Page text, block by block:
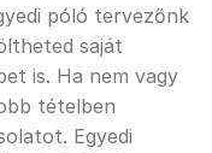
póló tervezőnk
saját
is. Ha nem vagy
tételben
Egyedi